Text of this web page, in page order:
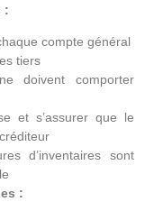
:
compte général
tiers
doivent comporter
et s’assurer que le
d’inventaires sont
: